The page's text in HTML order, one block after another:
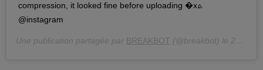
compression, it looked fine before uploading �xܬ
@instagram
Une publication partagée par BREAKBOT (@breakbot) le 28 Sept. 2018 à 3 :22 PDT